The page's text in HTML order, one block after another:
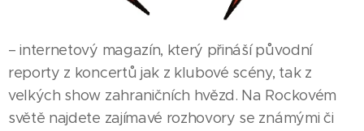
– internetový magazín, který přináší původní
reporty z koncertů jak z klubové scény, tak z
velkých show zahraničních hvězd. Na Rockovém
světě najdete zajímavé rozhovory se známými či